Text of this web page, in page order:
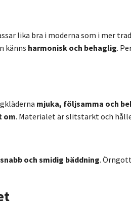
lika bra i moderna som i mer
känns harmonisk och behaglig.
mjuka, följsamma och
om. Materialet är slitstarkt och
snabb och smidig bäddning.